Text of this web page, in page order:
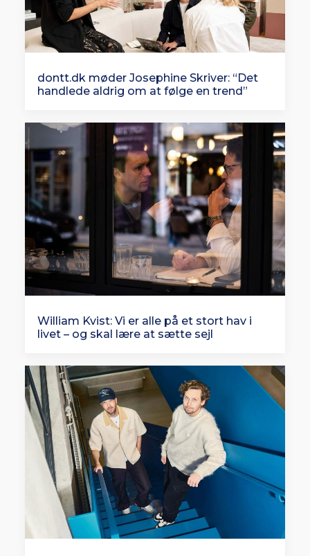
dontt.dk møder Josephine Skriver: “Det
handlede aldrig om at følge en trend”
William Kvist: Vi er alle på et stort hav i
livet – og skal lære at sætte sejl